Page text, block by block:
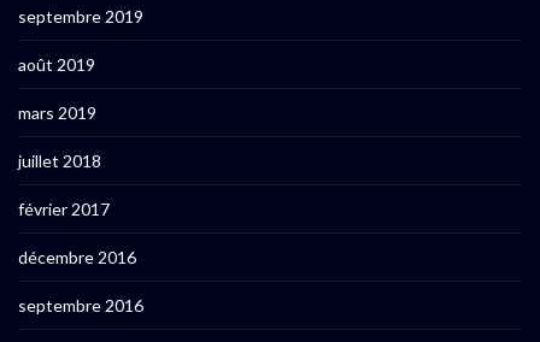
septembre 2019
août 2019
mars 2019
juillet 2018
février 2017
décembre 2016
septembre 2016